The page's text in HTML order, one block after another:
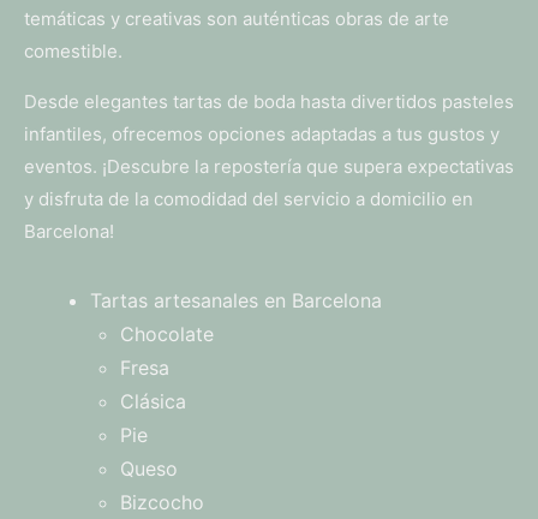
temáticas y creativas son auténticas obras de arte
comestible.
Desde elegantes tartas de boda hasta divertidos pasteles
infantiles, ofrecemos opciones adaptadas a tus gustos y
eventos. ¡Descubre la repostería que supera expectativas
y disfruta de la comodidad del servicio a domicilio en
Barcelona!
Tartas artesanales en Barcelona
Chocolate
Fresa
Clásica
Pie
Queso
Bizcocho